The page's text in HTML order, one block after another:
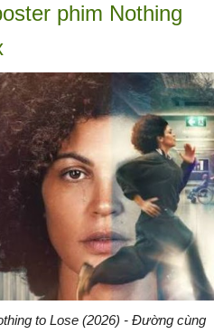
phim Nothing
to Lose (2026) - Đường cùng